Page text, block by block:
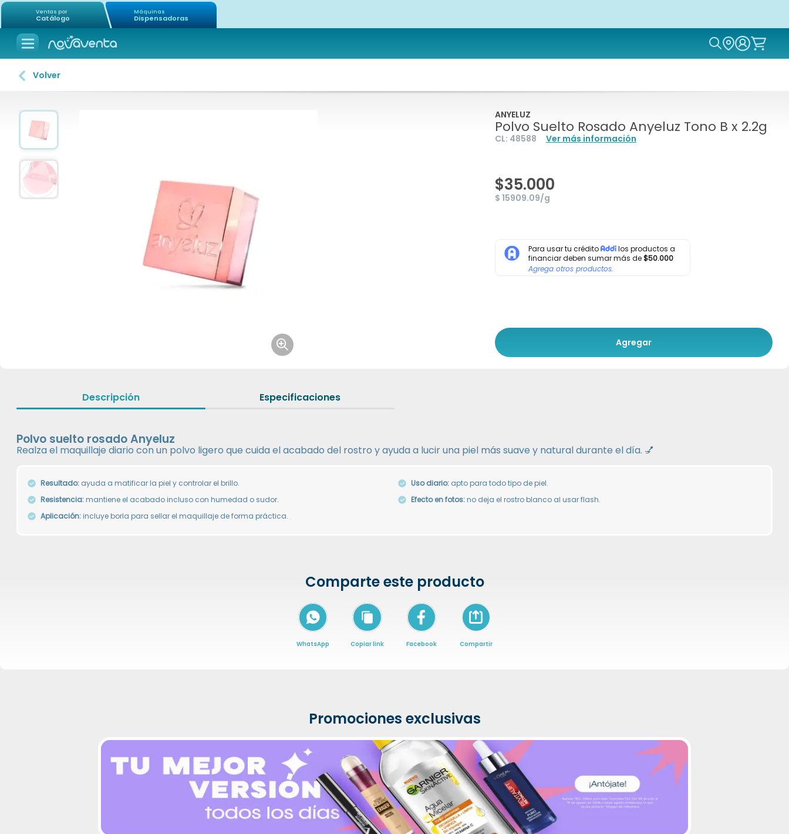
Ventas por
Catálogo
Máquinas
Dispensadoras
Icon of
Volver
Icon of magnifying-glass-plus
ANYELUZ
Polvo Suelto Rosado Anyeluz Tono B x 2.2g
CL: 48588 Ver más información
$35.000
$ 15909.09/g
Para usar tu crédito
los productos a
financiar deben sumar más de$50.000
Agrega otros productos.
Agregar
Descripción Especificaciones
Polvo suelto rosado Anyeluz
Realza el maquillaje diario con un polvo ligero que cuida el acabado del rostro y ayuda a lucir una piel más suave y natural durante el día. 💅
Resultado: ayuda a matificar la piel y controlar el brillo. Uso diario: apto para todo tipo de piel.
Resistencia:mantiene el acabado incluso con humedad o sudor. Efecto en fotos:no deja el rostro blanco al usar flash.
Aplicación:incluye borla para sellar el maquillaje de forma práctica.
Comparte este producto
WhatsApp Copiar link Facebook
Icon of arrow-up-from-square
Compartir
Promociones exclusivas